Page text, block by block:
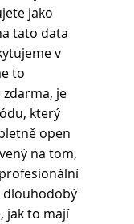
jako
tato data
v
to
je
který
open
na tom,
dlouhodobý
jak to mají